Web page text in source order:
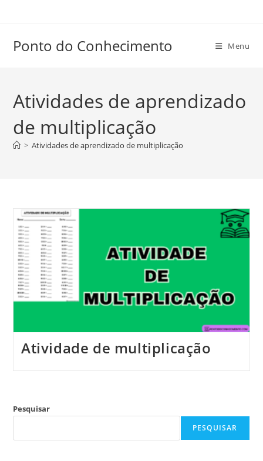
conteúdo
Ponto do Conhecimento Menu
Atividades de aprendizado
de multiplicação
> Atividades de aprendizado de multiplicação
Atividade de multiplicação
Pesquisar
PESQUISAR